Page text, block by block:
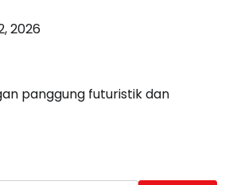
2026
panggung futuristik dan